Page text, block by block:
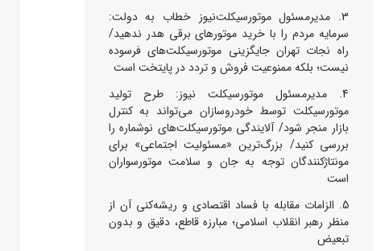
مدیرمسئول موتورسیکلت‌نیوز خطاب به دولت:
سرمایه مردم را با خرید موتورهای برقی هدر ندهید/
راه نجات تهران جایگزینی موتورسیکلت‌های فرسوده
نیست؛ بلکه ممنوعیت فروش و تردد در پایتخت است
مدیرمسئول موتورسیکلت نیوز: طرح تولید
موتورسیکلت توسط خودروسازان می‌تواند به کنترل
بازار منجر شود/ آلایندگی موتورسیکلت‌های نوشماره را
بررسی کنید/ بزرگ‌ترین «مسئولیت اجتماعی» برای
مونتاژکنندگان توجه به جان و سلامت موتورسواران
است
الزامات مقابله با فساد اقتصادی و ریشه‌کنی آن از
منظر رهبر انقلاب اسلامی؛ مبارزه قاطع، دقیق و بدون
تبعیض